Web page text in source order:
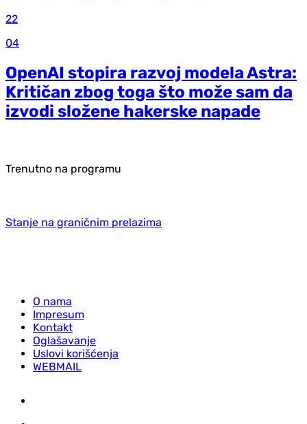
22
04
OpenAI stopira razvoj modela Astra:
Kritičan zbog toga što može sam da
izvodi složene hakerske napade
Trenutno na programu
Stanje na graničnim prelazima
O nama
Impresum
Kontakt
Oglašavanje
Uslovi korišćenja
WEBMAIL